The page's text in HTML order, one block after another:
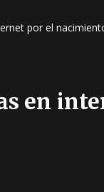
por el
en